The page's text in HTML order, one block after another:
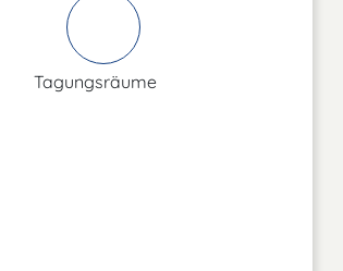
Tagungsräume